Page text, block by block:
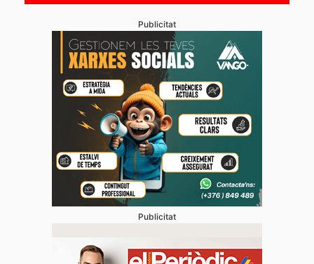
Publicitat
Publicitat